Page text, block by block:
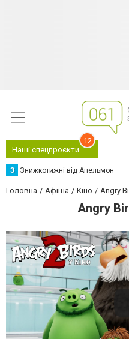
Наші спецпроєкти
12
З Знижкотижні від Апельмон
Головна Афіша Кіно Angry
Angry